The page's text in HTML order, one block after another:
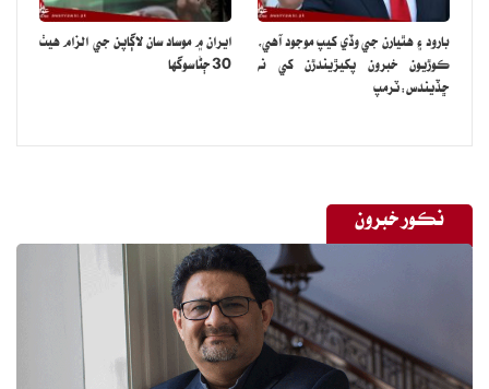
بارود ۽ هٿيارن جي وڏي کيپ موجود آهي،
ڪوڙيون خبرون پکيڙيندڙن کي نه
ڇڏيندس: ٽرمپ
ايران ۾ موساد سان لاڳاپن جي الزام هيٺ
30 ڄڻا سوگها
نڪور خبرون